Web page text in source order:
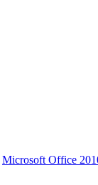
Microsoft Office